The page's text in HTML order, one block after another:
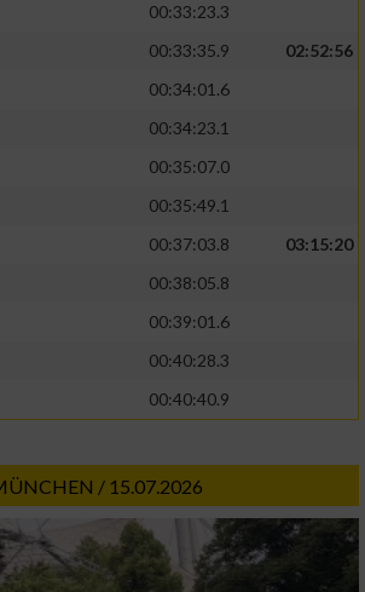
00:33:23.3
00:33:35.9
02:52:56
00:34:01.6
00:34:23.1
00:35:07.0
00:35:49.1
00:37:03.8
03:15:20
00:38:05.8
00:39:01.6
00:40:28.3
00:40:40.9
/ 15.07.2026
zur Auswahl
von Inhalten
von Daten aus
der Angebote
Daten zur Auswahl
Standortdaten